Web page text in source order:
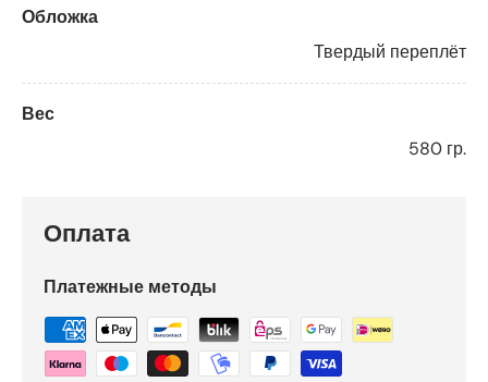
Обложка
Твердый переплёт
Вес
580 гр.
Оплата
Платежные методы